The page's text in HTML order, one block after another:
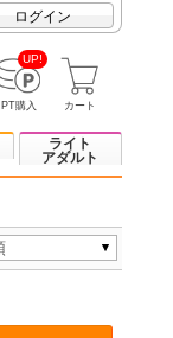
ログイン
UP!
PT購入 カート
ライト
アダルト